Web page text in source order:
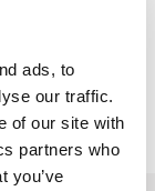
ads, to
our traffic.
of our site with
partners who
you’ve
is antistatic
and after
Tools.